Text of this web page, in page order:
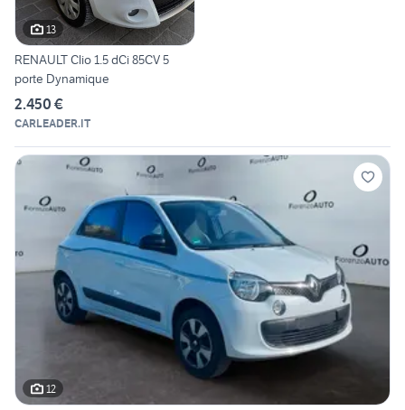
13
RENAULT Clio 1.5 dCi 85CV 5
porte Dynamique
2.450 €
CARLEADER.IT
12